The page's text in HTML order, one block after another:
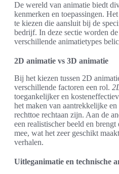
De wereld van animatie biedt
kenmerken en toepassingen.
te kiezen die aansluit bij de
bedrijf. In deze sectie worden
verschillende animatietypes
2D animatie vs 3D animatie
Bij het kiezen tussen 2D
verschillende factoren een rol.
toegankelijker en
het maken van aantrekkelijke
rechttoe rechtaan zijn. Aan de
een realistischer beeld en
mee, wat het zeer geschikt
verhalen.
Uitleganimatie en technische